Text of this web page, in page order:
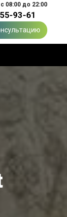
08:00 до 22:00
93-61